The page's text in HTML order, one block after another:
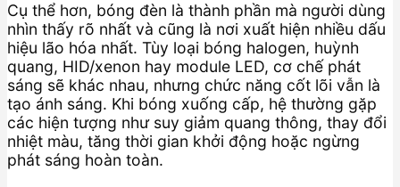
Cụ thể hơn, bóng đèn là thành phần mà người dùng
nhìn thấy rõ nhất và cũng là nơi xuất hiện nhiều dấu
hiệu lão hóa nhất. Tùy loại bóng halogen, huỳnh
quang, HID/xenon hay module LED, cơ chế phát
sáng sẽ khác nhau, nhưng chức năng cốt lõi vẫn là
tạo ánh sáng. Khi bóng xuống cấp, hệ thường gặp
các hiện tượng như suy giảm quang thông, thay đổi
nhiệt màu, tăng thời gian khởi động hoặc ngừng
phát sáng hoàn toàn.